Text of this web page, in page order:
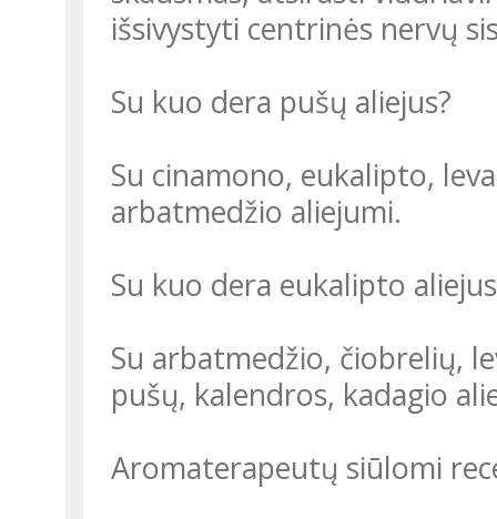
išsivystyti centrinės nervų
Su kuo dera pušų aliejus?
Su cinamono, eukalipto,
arbatmedžio aliejumi.
Su kuo dera eukalipto
Su arbatmedžio, čiobrelių,
pušų, kalendros, kadagio
Aromaterapeutų siūlomi